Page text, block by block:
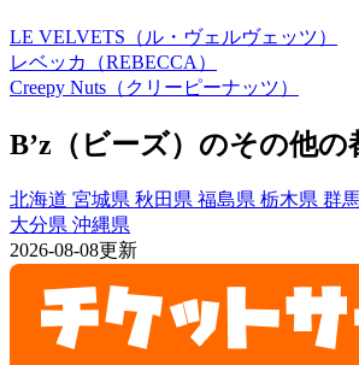
LE VELVETS（ル・ヴェルヴェッツ）
レベッカ（REBECCA）
Creepy Nuts（クリーピーナッツ）
B’z（ビーズ）のその他
北海道 宮城県 秋田県 福島県 栃木県 群
大分県 沖縄県
2026-08-08更新